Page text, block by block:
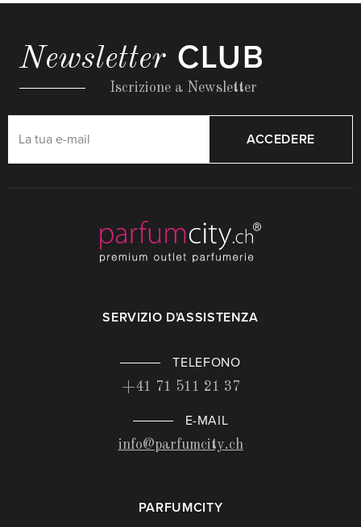
Newsletter CLUB
Iscrizione a Newsletter
ACCEDERE
SERVIZIO D'ASSISTENZA
TELEFONO
+41 71 511 21 37
E-MAIL
info@parfumcity.ch
PARFUMCITY